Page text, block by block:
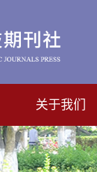
关于我们